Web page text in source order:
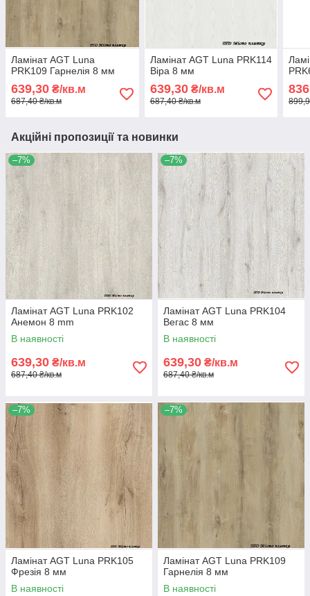
Ламінат AGT Luna
PRK109 Гарнелія 8 мм
639,30 ₴/кв.м
687,40 ₴/кв.м
Ламінат AGT Luna PRK114
Віра 8 мм
639,30₴/кв.м
687,40 ₴/кв.м
Акційні пропозиції та новинки
–7%
Ламінат AGT Luna PRK102
Анемон 8 mm
В наявності
639,30 ₴/кв.м
687,40 ₴/кв.м
–7%
Ламінат AGT Luna PRK104
Вегас 8 мм
В наявності
639,30 ₴/кв.м
687,40 ₴/кв.м
–7%
Ламінат AGT Luna PRK105
Фрезія 8 мм
В наявності
–7%
Ламінат AGT Luna PRK109
Гарнелія 8 мм
В наявності